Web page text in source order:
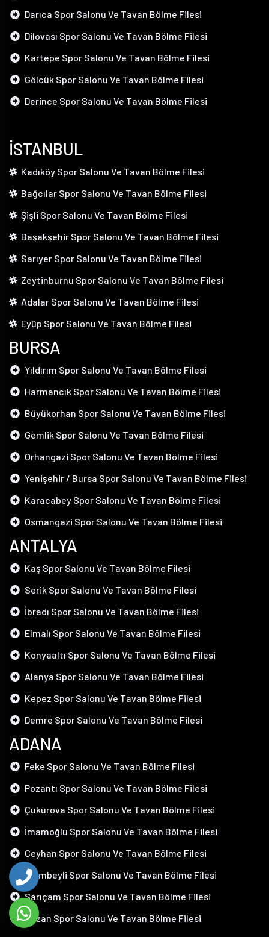
Darıca Spor Salonu Ve Tavan Bölme Filesi
Dilovası Spor Salonu Ve Tavan Bölme Filesi
Kartepe Spor Salonu Ve Tavan Bölme Filesi
Gölcük Spor Salonu Ve Tavan Bölme Filesi
Derince Spor Salonu Ve Tavan Bölme Filesi
İSTANBUL
Kadıköy Spor Salonu Ve Tavan Bölme Filesi
Bağcılar Spor Salonu Ve Tavan Bölme Filesi
Şişli Spor Salonu Ve Tavan Bölme Filesi
Başakşehir Spor Salonu Ve Tavan Bölme Filesi
Sarıyer Spor Salonu Ve Tavan Bölme Filesi
Zeytinburnu Spor Salonu Ve Tavan Bölme Filesi
Adalar Spor Salonu Ve Tavan Bölme Filesi
Eyüp Spor Salonu Ve Tavan Bölme Filesi
BURSA
Yıldırım Spor Salonu Ve Tavan Bölme Filesi
Harmancık Spor Salonu Ve Tavan Bölme Filesi
Büyükorhan Spor Salonu Ve Tavan Bölme Filesi
Gemlik Spor Salonu Ve Tavan Bölme Filesi
Orhangazi Spor Salonu Ve Tavan Bölme Filesi
Yenişehir / Bursa Spor Salonu Ve Tavan Bölme Filesi
Karacabey Spor Salonu Ve Tavan Bölme Filesi
Osmangazi Spor Salonu Ve Tavan Bölme Filesi
ANTALYA
Kaş Spor Salonu Ve Tavan Bölme Filesi
Serik Spor Salonu Ve Tavan Bölme Filesi
İbradı Spor Salonu Ve Tavan Bölme Filesi
Elmalı Spor Salonu Ve Tavan Bölme Filesi
Konyaaltı Spor Salonu Ve Tavan Bölme Filesi
Alanya Spor Salonu Ve Tavan Bölme Filesi
Kepez Spor Salonu Ve Tavan Bölme Filesi
Demre Spor Salonu Ve Tavan Bölme Filesi
ADANA
Feke Spor Salonu Ve Tavan Bölme Filesi
Pozantı Spor Salonu Ve Tavan Bölme Filesi
Çukurova Spor Salonu Ve Tavan Bölme Filesi
İmamoğlu Spor Salonu Ve Tavan Bölme Filesi
Ceyhan Spor Salonu Ve Tavan Bölme Filesi
Saimbeyli Spor Salonu Ve Tavan Bölme Filesi
Sarıçam Spor Salonu Ve Tavan Bölme Filesi
Kozan Spor Salonu Ve Tavan Bölme Filesi